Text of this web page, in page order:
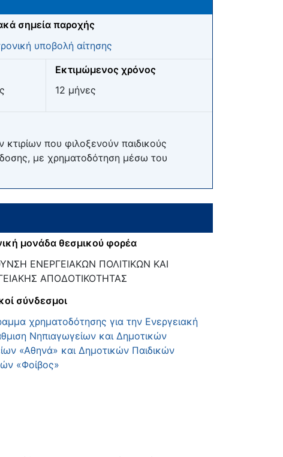
σημεία παροχής
υποβολή αίτησης
Εκτιμώμενος χρόνος
12 μήνες
που φιλοξενούν παιδικούς
με χρηματοδότηση μέσω του
μονάδα θεσμικού φορέα
ΕΝΕΡΓΕΙΑΚΩΝ ΠΟΛΙΤΙΚΩΝ ΚΑΙ
ΑΠΟΔΟΤΙΚΟΤΗΤΑΣ
σύνδεσμοι
χρηματοδότησης για την Ενεργειακή
Νηπιαγωγείων και Δημοτικών
«Αθηνά» και Δημοτικών Παιδικών
«Φοίβος»